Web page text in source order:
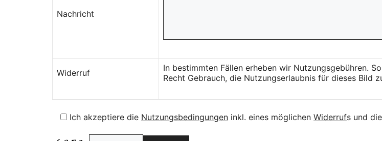
Nachricht
Widerruf
In bestimmten Fällen erheben wir Nutzungsgebühren.
Recht Gebrauch, die Nutzungserlaubnis für dieses Bild
Ich akzeptiere die Nutzungsbedingungen inkl. eines möglichen Widerrufs und